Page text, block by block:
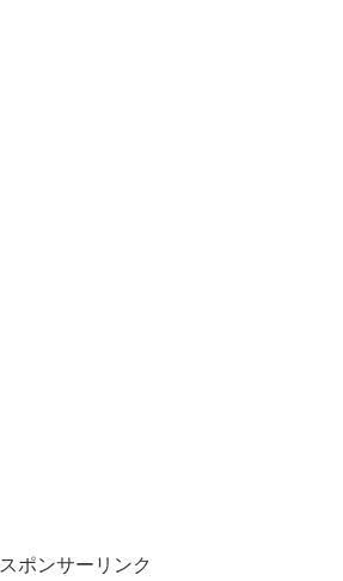
スポンサーリンク